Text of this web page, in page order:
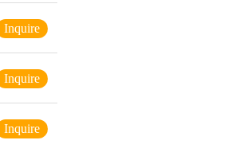
Inquire
Inquire
Inquire